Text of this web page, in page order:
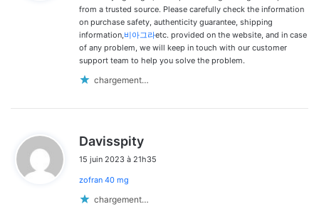
:
from a trusted source. Please carefully check the information
on purchase safety, authenticity guarantee, shipping
information,비아그라etc. provided on the website, and in case
of any problem, we will keep in touch with our customer
support team to help you solve the problem.
chargement…
Davisspity
t
15 juin 2023 à 21h35
zofran 40 mg
chargement…